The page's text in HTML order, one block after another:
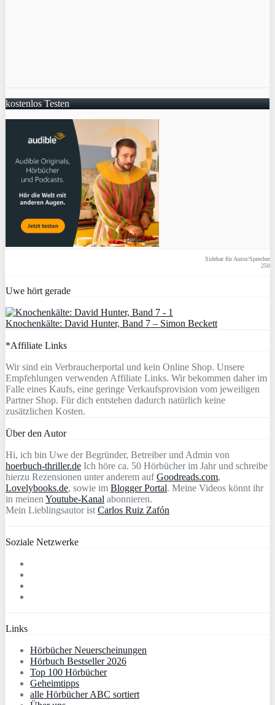
kostenlos Testen
Sidebar für Autor/Sprecher
250
Uwe hört gerade
Knochenkälte: David Hunter, Band 7 – Simon Beckett
*Affiliate Links
Wir sind ein Verbraucherportal und kein Online Shop. Unsere
Empfehlungen verwenden Affiliate Links. Wir bekommen daher im
Falle eines Kaufs, eine geringe Verkaufsprovision vom jeweiligen
Partner Shop. Für dich entstehen dadurch natürlich keine
zusätzlichen Kosten.
Über den Autor
Hi, ich bin Uwe der Begründer, Betreiber und Admin von
hoerbuch-thriller.de Ich höre ca. 50 Hörbücher im Jahr und schreibe
hierzu Rezensionen unter anderem aufGoodreads.com,
Lovelybooks.de, sowie im Blogger Portal. Meine Videos könnt ihr
in meinen Youtube-Kanal abonnieren.
Mein Lieblingsautor ist Carlos Ruiz Zafón
Soziale Netzwerke
Links
Hörbücher Neuerscheinungen
Hörbuch Bestseller 2026
Top 100 Hörbücher
Geheimtipps
alle Hörbücher ABC sortiert